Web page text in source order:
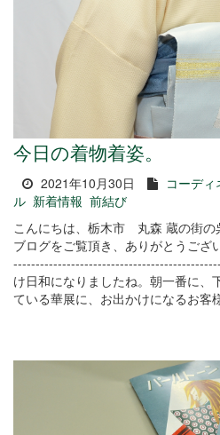
今日の着物着姿。
2021年10月30日 コーディ
ル 新着情報 前結び
こんにちは、栃木市 丸森 蔵の街の
ブログをご覧頂き、ありがとうご
け日和になりましたね。朝一番に、
ている華展に、お出かけになるお客